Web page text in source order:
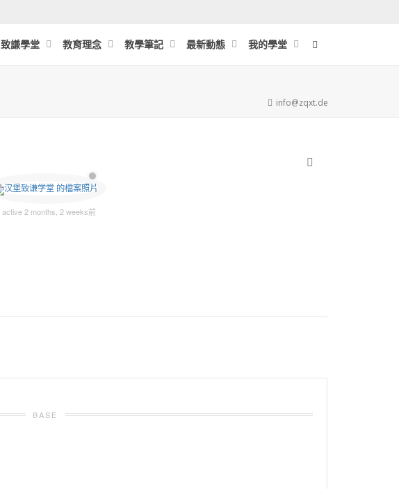
致謙學堂 教育理念 教學筆記 最新動態 我的學堂
info@zqxt.de
active 2 months, 2 weeks前
BASE